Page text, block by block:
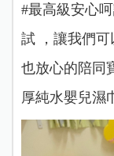
#最高級安心
試 ，讓我們可
也放心的陪同
厚純水嬰兒濕